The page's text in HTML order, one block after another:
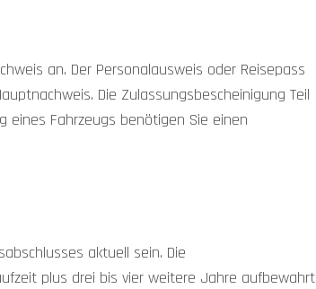
an. Der Personalausweis oder Reisepass
Die Zulassungsbescheinigung Teil
eines Fahrzeugs benötigen Sie einen
aktuell sein. Die
plus drei bis vier weitere Jahre aufbewahrt